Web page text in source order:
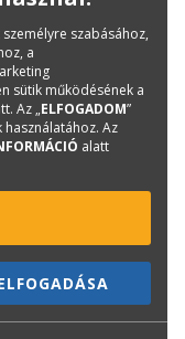
szabásához,
a
sütik működésének a
Az „ELFOGADOM”
Az
alatt